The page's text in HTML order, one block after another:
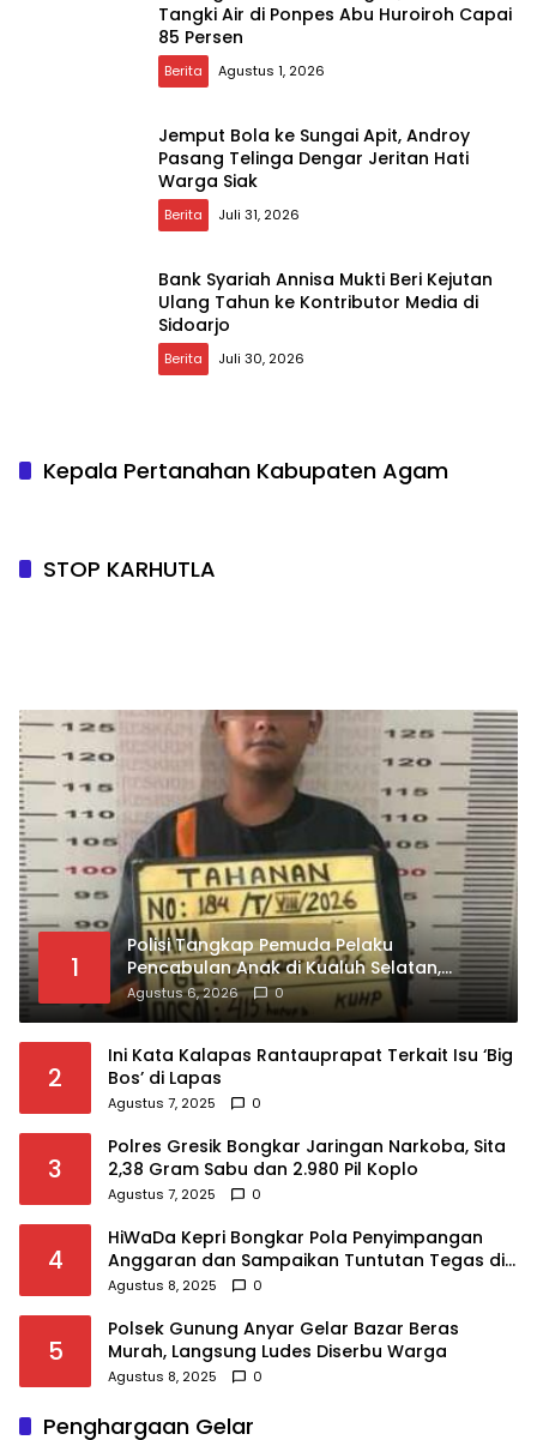
Tangki Air di Ponpes Abu Huroiroh Capai
85 Persen
Berita Agustus 1, 2026
Jemput Bola ke Sungai Apit, Androy
Pasang Telinga Dengar Jeritan Hati
Warga Siak
Berita Juli 31, 2026
Bank Syariah Annisa Mukti Beri Kejutan
Ulang Tahun ke Kontributor Media di
Sidoarjo
Berita Juli 30, 2026
Kepala Pertanahan Kabupaten Agam
STOP KARHUTLA
1
Polisi Tangkap Pemuda Pelaku
Pencabulan Anak di Kualuh Selatan,
Beraksi dengan Modus Beri Uang ke
Teman Korban
Agustus 6, 2026 0
2
Ini Kata Kalapas Rantauprapat Terkait Isu ‘Big
Bos’ di Lapas
Agustus 7, 2025 0
3
Polres Gresik Bongkar Jaringan Narkoba, Sita
2,38 Gram Sabu dan 2.980 Pil Koplo
Agustus 7, 2025 0
4
HiWaDa Kepri Bongkar Pola Penyimpangan
Anggaran dan Sampaikan Tuntutan Tegas di
Kejaksaan Tanjungpinang
Agustus 8, 2025 0
5
Polsek Gunung Anyar Gelar Bazar Beras
Murah, Langsung Ludes Diserbu Warga
Agustus 8, 2025 0
Penghargaan Gelar